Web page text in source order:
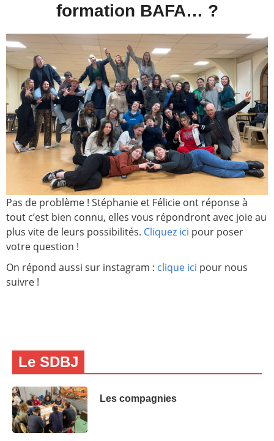
formation BAFA… ?
Pas de problème ! Stéphanie et Félicie ont réponse à
tout c’est bien connu, elles vous répondront avec joie au
plus vite de leurs possibilités. Cliquez ici pour poser
votre question !
On répond aussi sur instagram : clique ici pour nous
suivre !
Le SDBJ
Les compagnies